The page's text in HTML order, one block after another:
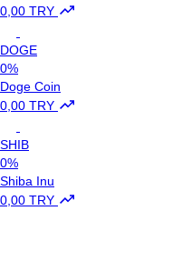
0,00 TRY
DOGE
0%
Doge Coin
0,00 TRY
SHIB
0%
Shiba Inu
0,00 TRY